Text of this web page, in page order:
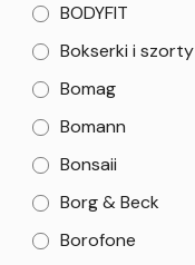
BODYFIT
Bokserki i szorty
Bomag
Bomann
Bonsaii
Borg & Beck
Borofone